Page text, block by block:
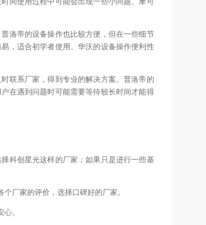
洛帝的设备操作也比较方便，但在一些细节
，适合初学者使用。华沃的设备操作便利性
联系厂家，得到专业的解决方案。普洛帝的
在遇到问题时可能需要等待较长时间才能得
科创星光这样的厂家；如果只是进行一些基
厂家的评价，选择口碑好的厂家。
。